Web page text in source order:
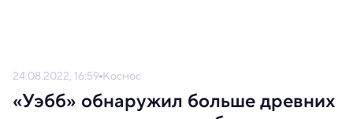
24.08.2022, 16:59 Космос
«Уэбб» обнаружил больше древних